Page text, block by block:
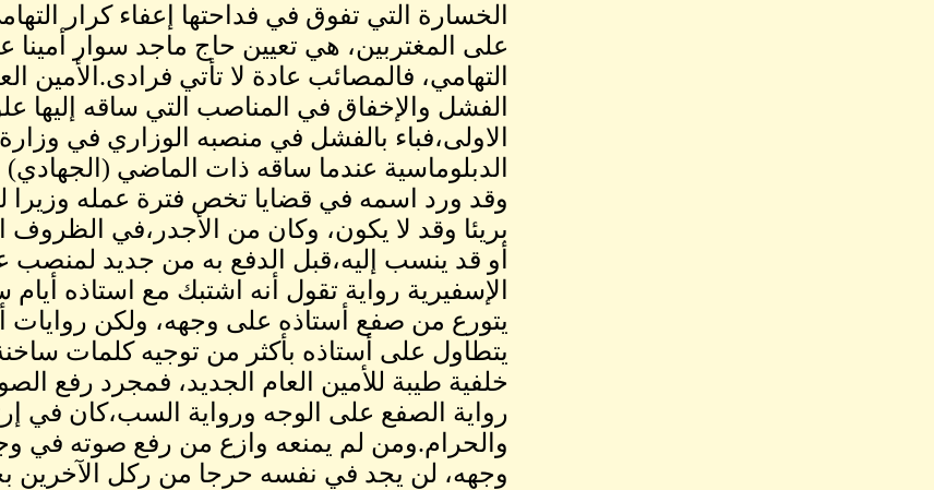
الخسارة التي تفوق في فداحتها إعفاء كرار
على المغتربين، هي تعيين حاج ماجد سوار أمينا
التهامي، فالمصائب عادة لا تأتي فرادى.الأمين
الفشل والإخفاق في المناصب التي ساقه إليها
الاولى،فباء بالفشل في منصبه الوزاري في
الدبلوماسية عندما ساقه ذات الماضي
وقد ورد اسمه في قضايا تخص فترة عمله وزيرا
بريئا وقد لا يكون، وكان من الأجدر،في الظروف
أو قد ينسب إليه،قبل الدفع به من جديد لمنصب
الإسفيرية رواية تقول أنه اشتبك مع استاذه
يتورع من صفع أستاذه على وجهه، ولكن روايات
يتطاول على أستاذه بأكثر من توجيه كلمات ساخنة
خلفية طيبة للأمين العام الجديد، فمجرد رفع
رواية الصفع على الوجه ورواية السب،كان في
والحرام.ومن لم يمنعه وازع من رفع صوته في
وجهه، لن يجد في نفسه حرجا من ركل الآخرين